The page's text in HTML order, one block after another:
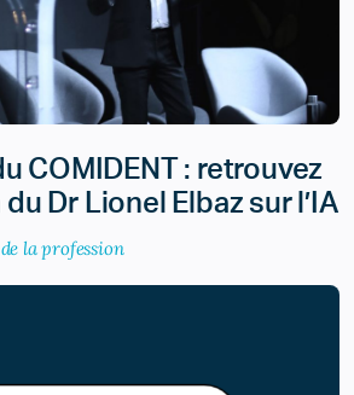
COMIDENT : retrouvez
Dr Lionel Elbaz sur l’IA
la profession